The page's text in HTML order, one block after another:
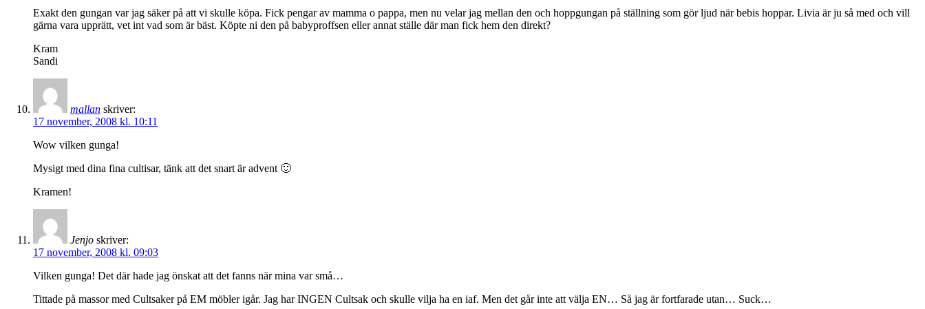
Exakt den gungan var jag säker på att vi skulle köpa. Fick pengar av mamma o pappa, men nu velar jag mellan den och hoppgungan på ställning som gör ljud när bebis hoppar. Livia är ju så med och vill
gärna vara upprätt, vet int vad som är bäst. Köpte ni den på babyproffsen eller annat ställe där man fick hem den direkt?
Kram
Sandi
mallan skriver:
17 november, 2008 kl. 10:11
Wow vilken gunga!
Mysigt med dina fina cultisar, tänk att det snart är advent 🙂
Kramen!
Jenjo skriver:
17 november, 2008 kl. 09:03
Vilken gunga! Det där hade jag önskat att det fanns när mina var små…
Tittade på massor med Cultsaker på EM möbler igår. Jag har INGEN Cultsak och skulle vilja ha en iaf. Men det går inte att välja EN… Så jag är fortfarade utan… Suck…